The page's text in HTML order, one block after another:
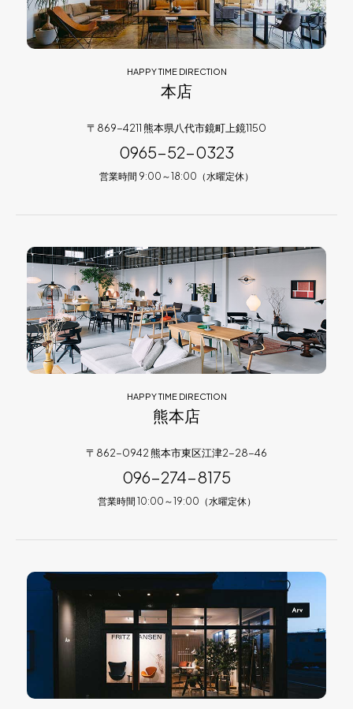
HAPPY TIME DIRECTION
本店
〒869-4211 熊本県八代市鏡町上鏡1150
0965-52-0323
営業時間 9:00～18:00（水曜定休）
HAPPY TIME DIRECTION
熊本店
〒862-0942 熊本市東区江津2-28-46
096-274-8175
営業時間 10:00～19:00（水曜定休）